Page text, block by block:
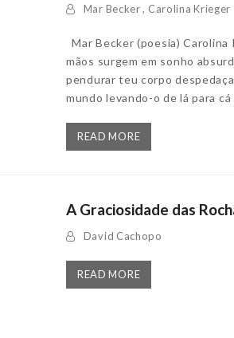
Mar Becker, Carolina Krieger
Mar Becker (poesia)
mãos surgem em sonho
pendurar teu corpo
mundo levando-o de lá para
READ MORE
A Graciosidade das
David Cachopo
READ MORE